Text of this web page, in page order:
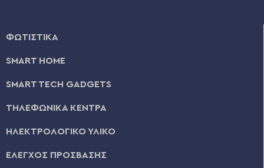
ΦΩΤΙΣΤΙΚΑ
SMART HOME
SMART TECH GADGETS
ΤΗΛΕΦΩΝΙΚΑ ΚΕΝΤΡΑ
ΗΛΕΚΤΡΟΛΟΓΙΚΟ ΥΛΙΚΟ
ΕΛΕΓΧΟΣ ΠΡΟΣΒΑΣΗΣ